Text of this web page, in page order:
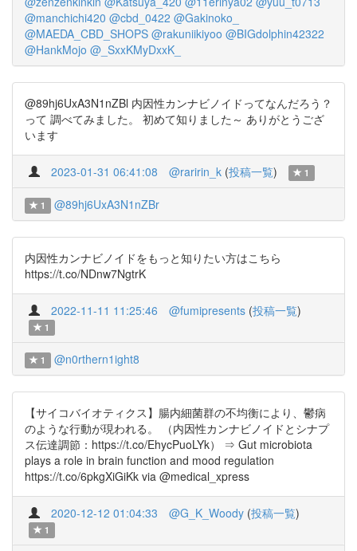
@manchichi420 @cbd_0422 @Gakinoko_
@MAEDA_CBD_SHOPS @rakuniikiyoo @BIGdolphin42322
@HankMojo @_SxxKMyDxxK_
@89hj6UxA3N1nZBl 内因性カンナビノイドってなんだろう？
って 調べてみました。 初めて知りました～ ありがとうござ
います
2023-01-31 06:41:08 @raririn_k (投稿一覧) 1
1 @89hj6UxA3N1nZBr
内因性カンナビノイドをもっと知りたい方はこちら
https://t.co/NDnw7NgtrK
2022-11-11 11:25:46 @fumipresents (投稿一覧)
1
1 @n0rthern1ight8
【サイコバイオティクス】腸内細菌群の不均衡により、鬱病
のような行動が現われる。 （内因性カンナビノイドとシナプ
ス伝達調節：https://t.co/EhycPuoLYk） ⇒ Gut microbiota
plays a role in brain function and mood regulation
https://t.co/6pkgXiGiKk via @medical_xpress
2020-12-12 01:04:33 @G_K_Woody (投稿一覧)
1